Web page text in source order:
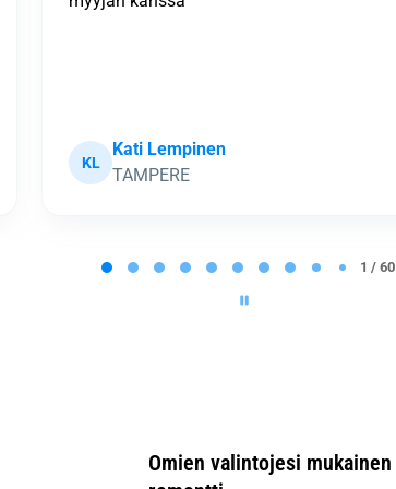
HP
Hannu Pöysä
Joensuu
2 / 60
Omien valintojesi mukainen